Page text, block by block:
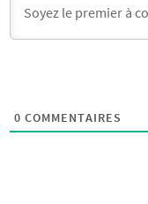
0 COMMENTAIRES